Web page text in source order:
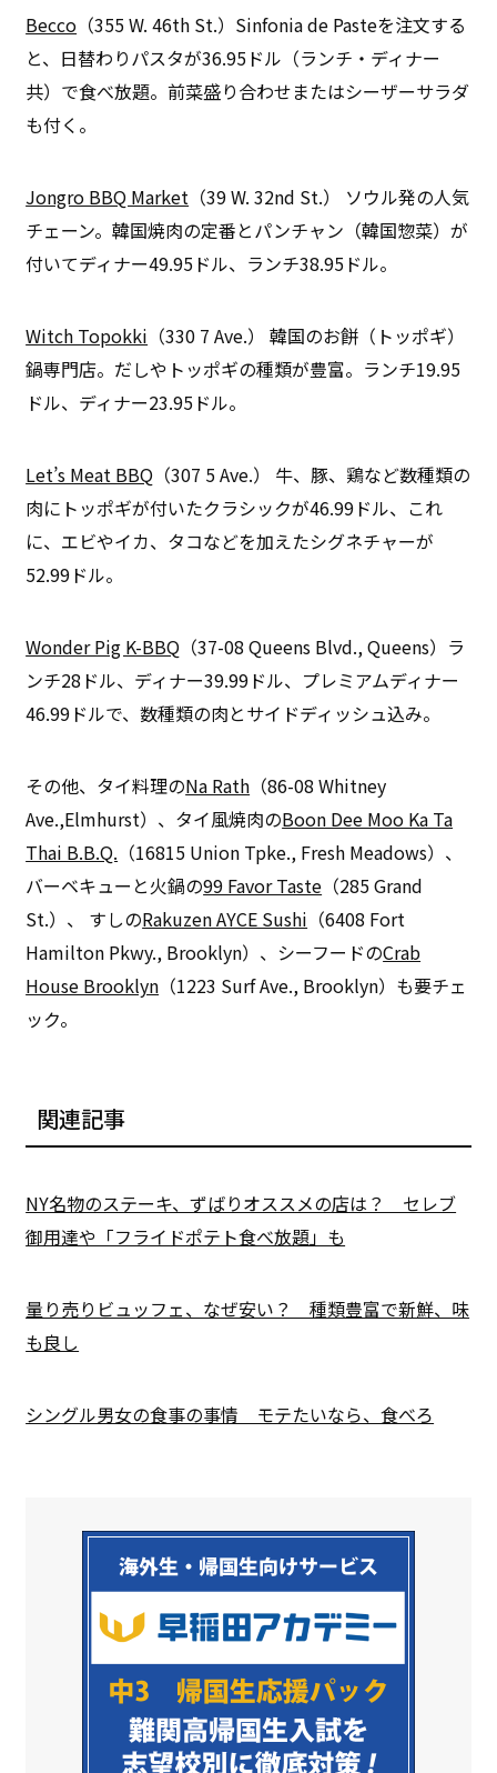
Becco （355 W. 46th St.）Sinfonia de Pasteを注文する
と、日替わりパスタが36.95ドル（ランチ・ディナー
共）で食べ放題。前菜盛り合わせまたはシーザーサラダ
も付く。
Jongro BBQ Market （39 W. 32nd St.） ソウル発の人気
チェーン。韓国焼肉の定番とパンチャン（韓国惣菜）が
付いてディナー49.95ドル、ランチ38.95ドル。
Witch Topokki （330 7 Ave.） 韓国のお餅（トッポギ）
鍋専門店。だしやトッポギの種類が豊富。ランチ19.95
ドル、ディナー23.95ドル。
Let’s Meat BBQ （307 5 Ave.） 牛、豚、鶏など数種類の
肉にトッポギが付いたクラシックが46.99ドル、これ
に、エビやイカ、タコなどを加えたシグネチャーが
52.99ドル。
Wonder Pig K-BBQ （37-08 Queens Blvd., Queens）ラ
ンチ28ドル、ディナー39.99ドル、プレミアムディナー
46.99ドルで、数種類の肉とサイドディッシュ込み。
その他、タイ料理のNa Rath （86-08 Whitney
Ave.,Elmhurst）、タイ風焼肉のBoon Dee Moo Ka Ta
Thai B.B.Q. （16815 Union Tpke., Fresh Meadows）、
バーベキューと火鍋の99 Favor Taste （285 Grand
St.）、 すしのRakuzen AYCE Sushi （6408 Fort
Hamilton Pkwy., Brooklyn）、シーフードのCrab
House Brooklyn （1223 Surf Ave., Brooklyn）も要チェ
ック。
関連記事
NY名物のステーキ、ずばりオススメの店は？ セレブ
御用達や「フライドポテト食べ放題」も
量り売りビュッフェ、なぜ安い？ 種類豊富で新鮮、味
も良し
シングル男女の食事の事情 モテたいなら、食べろ